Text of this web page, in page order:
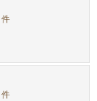
件
件